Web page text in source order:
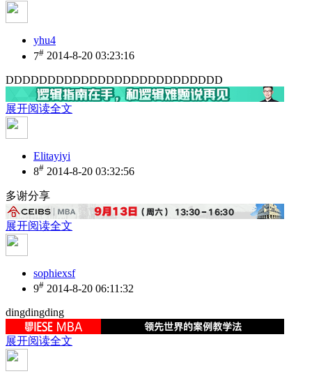
yhu4
7# 2014-8-20 03:23:16
DDDDDDDDDDDDDDDDDDDDDDDDDD
展开阅读全文
Elitayiyi
8# 2014-8-20 03:32:56
多谢分享
展开阅读全文
sophiexsf
9# 2014-8-20 06:11:32
dingdingding
展开阅读全文